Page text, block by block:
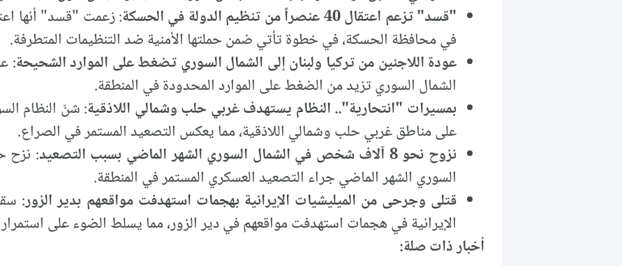
"قسد" تزعم اعتقال 40 عنصراً من تنظيم الدولة في الحسكة
في محافظة الحسكة، في خطوة تأتي ضمن حملتها الأمنية ضد التنظيمات المتطرفة.
عودة اللاجئين من تركيا ولبنان إلى الشمال السوري تضغط على الموارد الشحيحة:
الشمال السوري تزيد من الضغط على الموارد المحدودة في المنطقة.
بمسيرات "انتحارية".. النظام يستهدف غربي حلب وشمالي اللاذقية: شنّ النظام
على مناطق غربي حلب وشمالي اللاذقية، مما يعكس التصعيد المستمر في الصراع.
نزوح نحو 8 آلاف شخص في الشمال السوري الشهر الماضي بسبب التصعيد
السوري الشهر الماضي جراء التصعيد العسكري المستمر في المنطقة.
قتلى وجرحى من الميليشيات الإيرانية بهجمات استهدفت مواقعهم بدير الزور:
الإيرانية في هجمات استهدفت مواقعهم في دير الزور، مما يسلط الضوء على
أخبار ذات صلة: